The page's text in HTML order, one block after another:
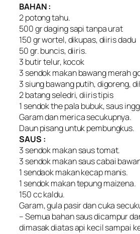
BAHAN :
2 potong tahu.
500 gr daging sapi tanpa urat
150 gr wortel, dikupas, diiris dadu
50 gr. buncis, diiris.
3 butir telur, kocok
3 sendok makan bawang merah
3 siung bawang putih, digoreng,
2 batang seledri, diiris tipis
1 sendok the pala bubuk, saus
Garam dan merica secukupnya.
Daun pisang untuk pembungkus.
SAUS :
3 sendok makan saus tomat.
3 sendok makan saus cabai
1 sendaok makan kecap manis.
1 sendok makan tepung maizena.
150 cc kaldu.
Garam, gula pasir dan cuka
– Semua bahan saus dicampur
dimasak diatas api kecil sampai